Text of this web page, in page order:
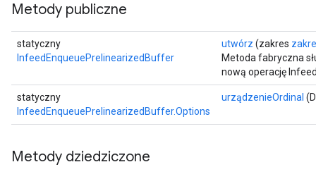
Metody publiczne
statyczny
InfeedEnqueuePrelinearizedBuffer
utwórz (zakres
Metoda fabryczna
nową operację
statyczny
InfeedEnqueuePrelinearizedBuffer.Options
urządzenieOrdinal
Metody dziedziczone